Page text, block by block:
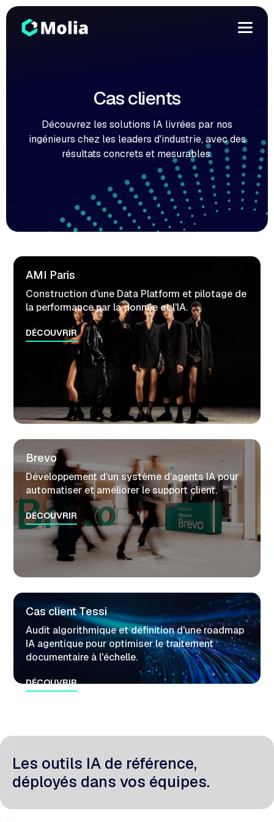
Cas clients
Découvrez les solutions IA livrées par nos
ingénieurs chez les leaders d'industrie, avec des
résultats concrets et mesurables.
AMI Paris
Construction d'une Data Platform et pilotage de
la performance par la donnée et l'IA.
DÉCOUVRIR
Brevo
Développement d’un système d’agents IA pour
automatiser et améliorer le support client.
DÉCOUVRIR
Cas client Tessi
Audit algorithmique et définition d'une roadmap
IA agentique pour optimiser le traitement
documentaire à l'échelle.
DÉCOUVRIR
Refonte des pipelines data et optimisation
personnaliser les recommandations.
DÉCOUVRIR
Les outils IA de référence,
déployés dans vos équipes.